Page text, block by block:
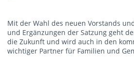
Mit der Wahl des neuen Vorstands
und Ergänzungen der Satzung geht
die Zukunft und wird auch in den
wichtiger Partner für Familien und